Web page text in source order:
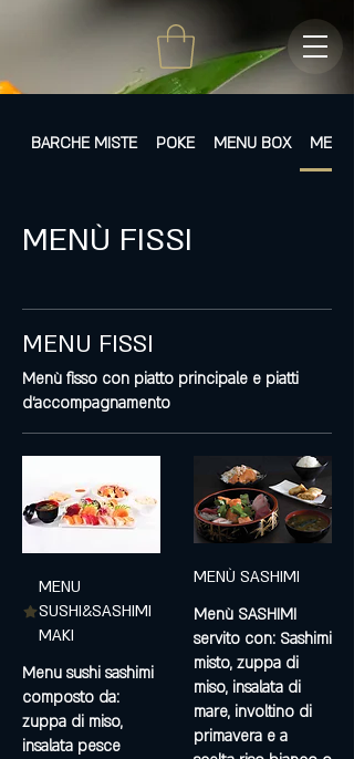
BARCHE MISTE POKE MENU BOX MENÙ
MENÙ FISSI
MENU FISSI
Menù fisso con piatto principale e piatti
d'accompagnamento
MENU
SUSHI&SASHIMI
MAKI
Menu sushi sashimi
composto da:
zuppa di miso,
insalata pesce
MENÙ SASHIMI
Menù SASHIMI
servito con: Sashimi
misto, zuppa di
miso, insalata di
mare, involtino di
primavera e a